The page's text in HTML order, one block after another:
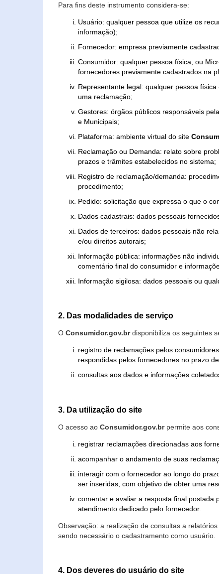
Para fins deste instrumento considera-se:
Usuário: qualquer pessoa que utilize os
informação);
Fornecedor: empresa previamente
Consumidor: qualquer pessoa física, ou
fornecedores previamente cadastrados na
Representante legal: qualquer pessoa
uma reclamação;
Gestores: órgãos públicos responsáveis
e Municipais;
Plataforma: ambiente virtual do site
Reclamação ou Demanda: relato sobre
prazos e trâmites estabelecidos no sistema;
Registro de reclamação/demanda:
procedimento;
Pedido: solicitação que expressa o que o
Dados cadastrais: dados pessoais
Dados de terceiros: dados pessoais não
e/ou direitos autorais;
Informação pública: informações não
comentário final do consumidor e
Informação sigilosa: dados pessoais ou
2. Das modalidades de serviço
O Consumidor.gov.brdisponibiliza os seguintes
registro de reclamações pelos
respondidas pelos fornecedores no prazo
consultas aos dados e informações
3. Da utilização do site
O acesso ao Consumidor.gov.brpermite aos
registrar reclamações direcionadas aos
acompanhar o andamento de suas
interagir com o fornecedor ao longo do
ser inseridas, com objetivo de obter uma
comentar e avaliar a resposta final postada
atendimento dedicado pelo fornecedor.
Observação: a realização de consultas a
sendo necessário o cadastramento como usuário.
4. Dos deveres do usuário do site